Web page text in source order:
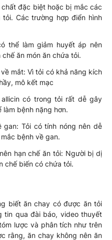
đặc biệt hoặc bị mắc các
Các trường hợp điển hình
thể làm giảm huyết áp nên
ăn món ăn chứa tỏi.
mắt: Vì tỏi có khả năng kích
mô kết mạc
có trong tỏi rất dễ gây
bệnh nặng hơn.
Tỏi có tính nóng nên dễ
bệnh về gan.
hạn chế ăn tỏi: Người bị dị
chế biến có chứa tỏi.
biết ăn chay có được ăn tỏi
tin qua đài báo, video thuyết
lược và phân tích như trên
rằng, ăn chay không nên ăn